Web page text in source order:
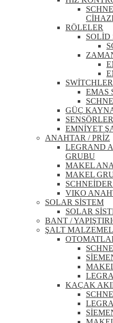
RÖLELER
SOLİD
SWİTCHLER
EMAS
GÜÇ
SENSÖRLER
EMNİYET
ANAHTAR / PRİZ
LEGRAND
GRUBU
MAKEL
MAKEL
VIKO
SOLAR SİSTEM
SOLAR
BANT /
ŞALT
KAÇAK